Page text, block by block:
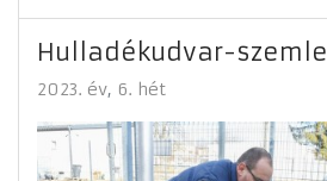
Hulladékudvar-szemle
2023. év 6. hét